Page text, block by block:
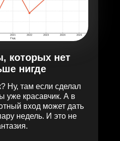
которых нет
нигде
Ну, там если сделал
уже красавчик. А в
вход может дать
недель. И это не